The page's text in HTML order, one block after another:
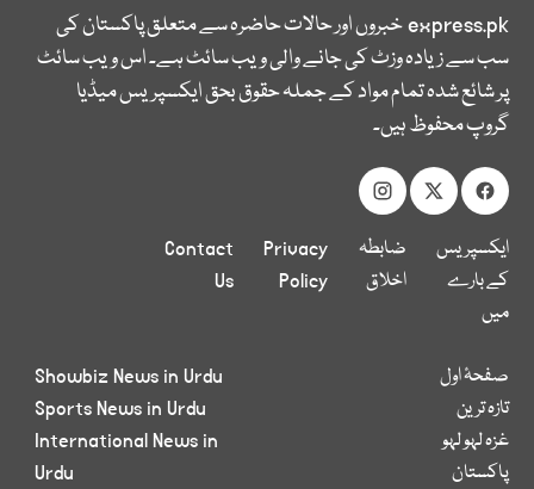
express.pkخبروں اور حالات حاضرہ سے متعلق پاکستان کی
سب سے زیادہ وزٹ کی جانے والی ویب سائٹ ہے۔ اس ویب سائٹ
پر شائع شدہ تمام مواد کے جملہ حقوق بحق ایکسپریس میڈیا
گروپ محفوظ ہیں۔
ایکسپریس
کے بارے
میں
ضابطہ
اخلاق
Privacy
Policy
Contact
Us
صفحۂ اول
تازہ ترین
غزہ لہو لہو
پاکستان
Showbiz News in Urdu
Sports News in Urdu
International News in
Urdu